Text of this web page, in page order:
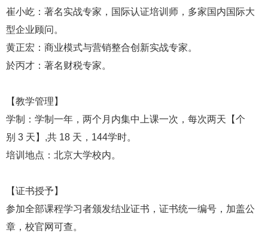
崔小屹：著名实战专家，国际认证培训师，多家国内国际大
型企业顾问。
黄正宏：商业模式与营销整合创新实战专家。
於丙才：著名财税专家。
【教学管理】
学制：学制一年，两个月内集中上课一次，每次两天【个
别 3 天】,共 18 天，144学时。
培训地点：北京大学校内。
【证书授予】
参加全部课程学习者颁发结业证书，证书统一编号，加盖公
章，校官网可查。